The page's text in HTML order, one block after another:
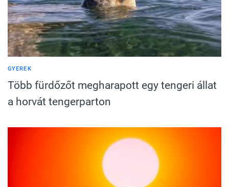
GYEREK
Több fürdőzőt megharapott egy tengeri állat
a horvát tengerparton